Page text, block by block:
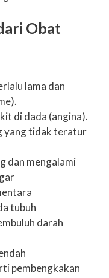
Obat
lama dan
di dada (angina).
yang tidak teratur
dan mengalami
tubuh
darah
pembengkakan